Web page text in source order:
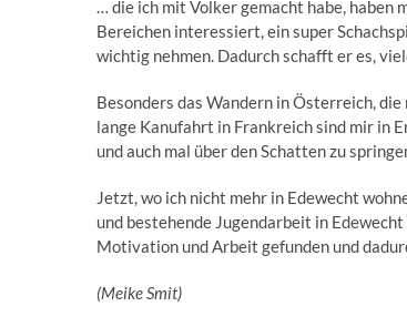
… die ich mit Volker gemacht habe,
Bereichen interessiert, ein super
wichtig nehmen. Dadurch schafft er es,
Besonders das Wandern in Österreich,
lange Kanufahrt in Frankreich sind mir in
und auch mal über den Schatten zu
Jetzt, wo ich nicht mehr in Edewecht
und bestehende Jugendarbeit in
Motivation und Arbeit gefunden und
(Meike Smit)